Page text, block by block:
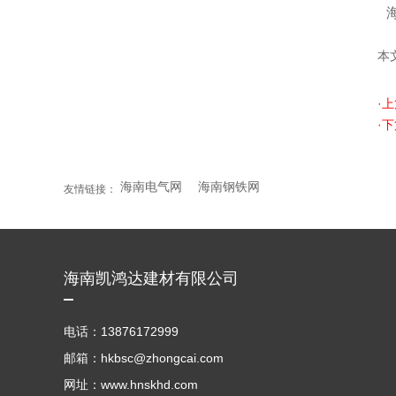
本
·
·
友情链接： 海南电气网 海南钢铁网
海南凯鸿达建材有限公司
电话：13876172999
邮箱：hkbsc@zhongcai.com
网址：www.hnskhd.com